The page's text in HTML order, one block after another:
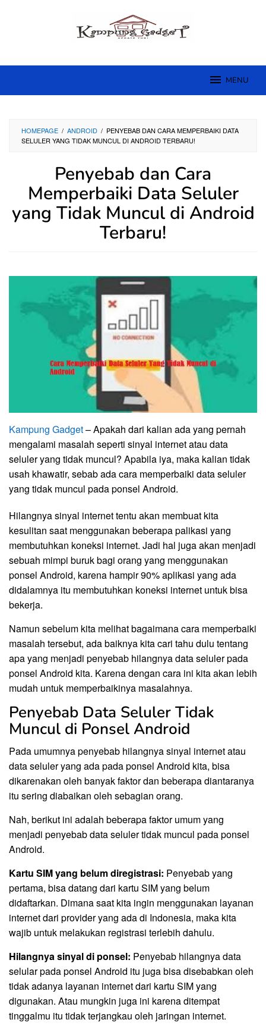
MENU
HOMEPAGE / ANDROID / PENYEBAB DAN CARA MEMPERBAIKI DATA
SELULER YANG TIDAK MUNCUL DI ANDROID TERBARU!
Penyebab dan Cara
Memperbaiki Data Seluler
yang Tidak Muncul di Android
Terbaru!
Kampung Gadget– Apakah dari kalian ada yang pernah
mengalami masalah seperti sinyal internet atau data
seluler yang tidak muncul? Apabila iya, maka kalian tidak
usah khawatir, sebab ada cara memperbaiki data seluler
yang tidak muncul pada ponsel Android.
Hilangnya sinyal internet tentu akan membuat kita
kesulitan saat menggunakan beberapa palikasi yang
membutuhkan koneksi internet. Jadi hal juga akan menjadi
sebuah mimpi buruk bagi orang yang menggunakan
ponsel Android, karena hampir 90% aplikasi yang ada
didalamnya itu membutuhkan koneksi internet untuk bisa
bekerja.
Namun sebelum kita melihat bagaimana cara memperbaiki
masalah tersebut, ada baiknya kita cari tahu dulu tentang
apa yang menjadi penyebab hilangnya data seluler pada
ponsel Android kita. Karena dengan cara ini kita akan lebih
mudah untuk memperbaikinya masalahnya.
Penyebab Data Seluler Tidak
Muncul di Ponsel Android
Pada umumnya penyebab hilangnya sinyal internet atau
data seluler yang ada pada ponsel Android kita, bisa
dikarenakan oleh banyak faktor dan beberapa diantaranya
itu sering diabaikan oleh sebagian orang.
Nah, berikut ini adalah beberapa faktor umum yang
menjadi penyebab data seluler tidak muncul pada ponsel
Android.
Kartu SIM yang belum diregistrasi: Penyebab yang
pertama, bisa datang dari kartu SIM yang belum
didaftarkan. Dimana saat kita ingin menggunakan layanan
internet dari provider yang ada di Indonesia, maka kita
wajib untuk melakukan registrasi terlebih dahulu.
Hilangnya sinyal di ponsel: Penyebab hilangnya data
selular pada ponsel Android itu juga bisa disebabkan oleh
tidak adanya layanan internet dari kartu SIM yang
digunakan. Atau mungkin juga ini karena ditempat
tinggalmu itu tidak terjangkau oleh jaringan internet.